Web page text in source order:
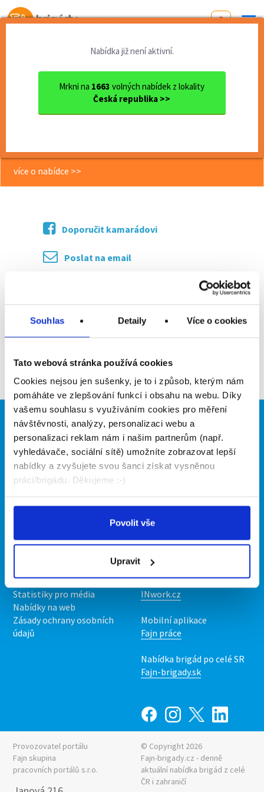
Souhlas Detaily Více o cookies
Tato webová stránka používá cookies
Cookies nejsou jen sušenky, je to i způsob, kterým nám
pomáháte ve zlepšování funkcí i obsahu na webu. Díky
vašemu souhlasu s využíváním cookies pro měření
návštěvnosti, analýzy, personalizaci webu a
personalizaci reklam nám i našim partnerům (např.
vyhledávače, sociální sítě) umožníte zobrazovat lepší
nabídky a zvyšujete svou šanci získat vysněnou
práci/brigádu. Děkujeme :-)
Povolit vše
Upravit
Od první brigády
Nabídka již není aktivní.
Mrkni na 1663 volných nabídek z lokality
Česká republika >>
Pardubický kraj
okres Ústí nad Orlicí
Ústí nad Orlicí
Ranní doručovatel/ka novin ...
Ranní doručovatel/ka novin s
více o nabídce >>
Doporučit kamarádovi
Poslat na email
Zpět
Brigádníci
Články
Hledané brigády
Firmy
Vložit inzerát
Ceník
Kontakt
Upravit předvolby cookies
Statistiky pro média
Nabídky na web
Zásady ochrany osobních
údajů
Naše další projekty
Mobilní aplikace
Nabídka práce z celé ČR
INwork.cz
Mobilní aplikace
Fajn práce
Nabídka brigád po celé SR
Fajn-brigady.sk
Provozovatel portálu
Fajn skupina
pracovních portálů s.r.o.
© Copyright 2026
Fajn-brigady.cz - denně
aktuální nabídka brigád z celé
ČR i zahraničí